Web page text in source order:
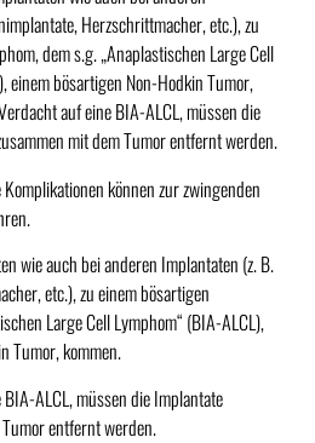
Herzschrittmacher, etc.), zu
dem s.g. „Anaplastischen Large Cell
einem bösartigen Non-Hodkin Tumor,
auf eine BIA-ALCL, müssen die
mit dem Tumor entfernt werden.
können zur zwingenden
wie auch bei anderen Implantaten (z. B.
etc.), zu einem bösartigen
Large Cell Lymphom“ (BIA-ALCL),
Tumor, kommen.
ALCL, müssen die Implantate
entfernt werden.